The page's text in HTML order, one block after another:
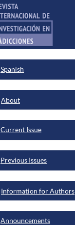
Spanish
menu
About
Current Issue
Previous Issues
Information for Authors
Announcements